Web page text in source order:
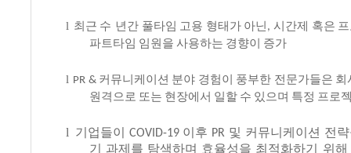
l 최근 수 년간 풀타임 고용 형태가 아닌 ,시간제 혹은
파트타임 임원을 사용하는 경향이 증가
l PR & 커뮤니케이션 분야 경험이 풍부한 전문가들은 회
원격으로 또는 현장에서 일할 수 있으며 특정 프로
l 기업들이 COVID-19 이후 PR 및 커뮤니케이션 전
기
과제를 탐색하며 효율성을 최적화하기
위해